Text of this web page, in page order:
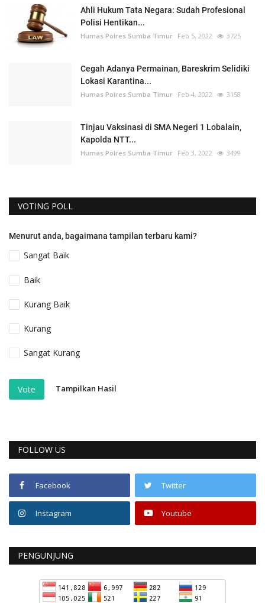
Ahli Hukum Tata Negara: Sudah Profesional
Polisi Hentikan...
Humas Polres Sumba Timur Feb 5, 2022 3725
Cegah Adanya Permainan, Bareskrim Selidiki
Lokasi Karantina...
Humas Polres Sumba Timur Feb 4, 2022 3158
Tinjau Vaksinasi di SMA Negeri 1 Lobalain,
Kapolda NTT...
Humas Polres Sumba Timur Feb 3, 2022 3499
VOTING POLL
Menurut anda, bagaimana tampilan terbaru kami?
Sangat Baik
Baik
Kurang Baik
Kurang
Sangat Kurang
Vote Tampilkan Hasil
FOLLOW US
Facebook Twitter
Instagram Youtube
PENGUNJUNG